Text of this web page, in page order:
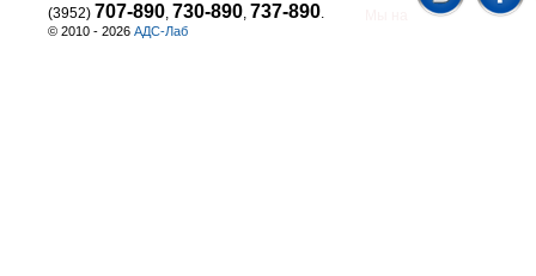
© 2010 - 2026 АДС-Лаб
(3952) 707-890, 730-890, 737-890.